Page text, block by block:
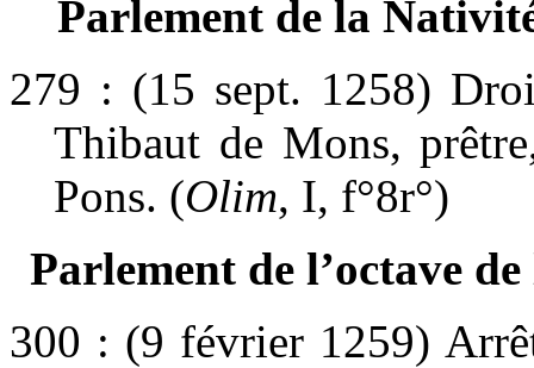
Parlement de la
279 : (15 sept. 1258)
Thibaut de Mons,
Pons. (Olim, I, f°8r°)
Parlement de l’octave
300 : (9 février 1259)